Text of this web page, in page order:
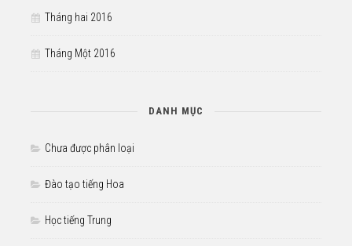
Tháng hai 2016
Tháng Một 2016
DANH MỤC
Chưa được phân loại
Đào tạo tiếng Hoa
Học tiếng Trung